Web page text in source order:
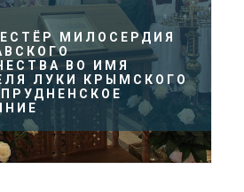
МИЛОСЕРДИЯ
ВО ИМЯ
ЛУКИ КРЫМСКОГО